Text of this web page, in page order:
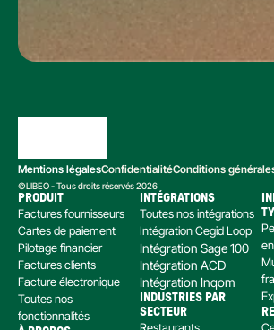
Mentions légalesConfidentialitéConditions
©LIBEO - Tous droits réservés 2026
PRODUIT
Factures fournisseurs
Cartes de paiement
Pilotage financier
Factures clients
Facture électronique
Toutes nos
fonctionnalités
INTÉGRATIONS
Toutes nos intégrations
Intégration Cegid Loop
Intégration Sage 100
Intégration ACD
Intégration Inqom
INDUSTRIES PAR
SECTEUR